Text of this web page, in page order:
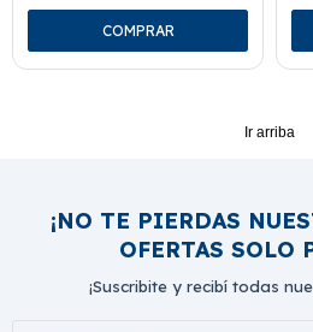
Ir arriba
¡NO TE PIERDAS
OFERTAS SOLO
¡Suscribite y recibí todas